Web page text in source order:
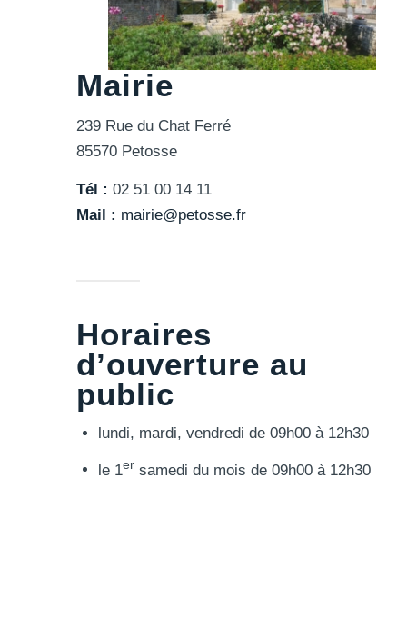
Mairie
239 Rue du Chat Ferré
85570 Petosse
Tél : 02 51 00 14 11
Mail : mairie@petosse.fr
Horaires
d’ouverture au
public
lundi, mardi, vendredi de 09h00 à 12h30
le 1er samedi du mois de 09h00 à 12h30